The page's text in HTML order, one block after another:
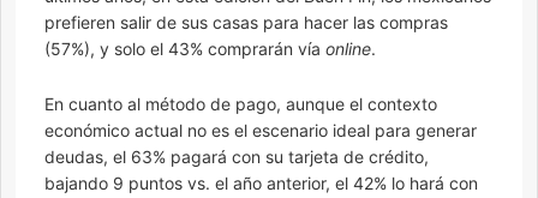
prefieren salir de sus casas para hacer las compras
(57%), y solo el 43% comprarán vía online.
En cuanto al método de pago, aunque el contexto
económico actual no es el escenario ideal para generar
deudas, el 63% pagará con su tarjeta de crédito,
bajando 9 puntos vs. el año anterior, el 42% lo hará con